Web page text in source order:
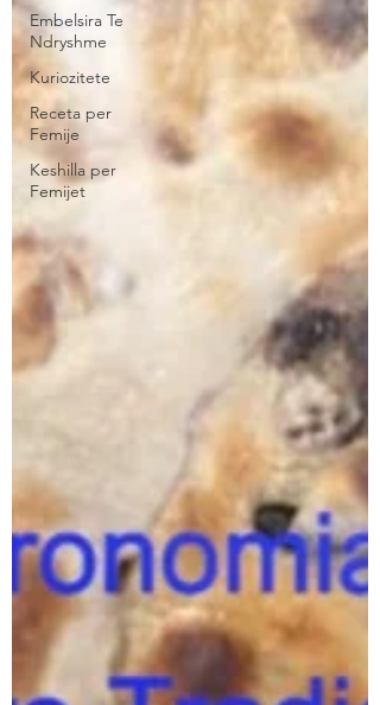
Embelsira Te
Ndryshme
Kuriozitete
Receta per
Femije
Keshilla per
Femijet